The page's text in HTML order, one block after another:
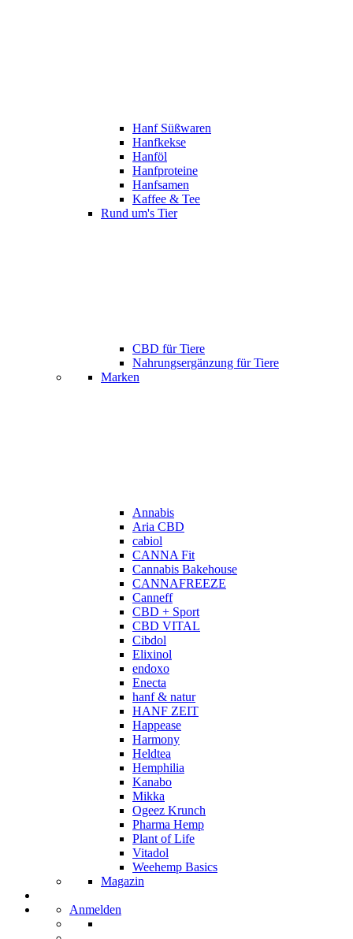
Hanf Süßwaren
Hanfkekse
Hanföl
Hanfproteine
Hanfsamen
Kaffee & Tee
Rund um's Tier
CBD für Tiere
Nahrungsergänzung für Tiere
Marken
Annabis
Aria CBD
cabiol
CANNA Fit
Cannabis Bakehouse
CANNAFREEZE
Canneff
CBD + Sport
CBD VITAL
Cibdol
Elixinol
endoxo
Enecta
hanf & natur
HANF ZEIT
Happease
Harmony
Heldtea
Hemphilia
Kanabo
Mikka
Ogeez Krunch
Pharma Hemp
Plant of Life
Vitadol
Weehemp Basics
Magazin
Anmelden